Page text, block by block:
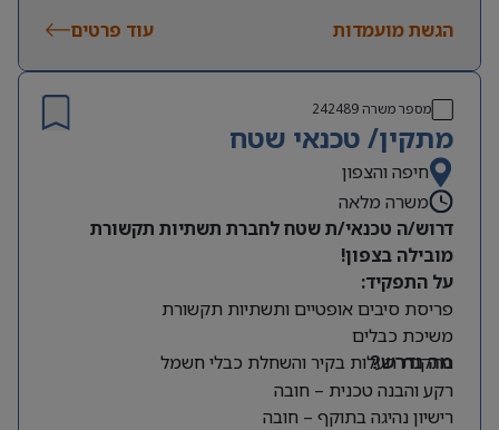
היקף משרה:
משרה מלאה | ימים: א’-ה’ | שעות: 8:00–17:00
תנאים:
רכב צמוד וטלפון סלולרי
שכר גבוה
מיקום: קדימה צורן
הגשת מועמדות עוד פרטים
מספר משרה242489
מתקין/ טכנאי שטח
חיפה והצפון
משרה מלאה
דרוש/ה טכנאי/ת שטח לחברת תשתיות תקשורת
מובילה בצפון!
על התפקיד:
פריסת סיבים אופטיים ותשתיות תקשורת
משיכת כבלים
התקנת תעלות בקיר והשחלת כבלי חשמל
מה נדרש?
רקע והבנה טכנית – חובה
רישיון נהיגה בתוקף – חובה